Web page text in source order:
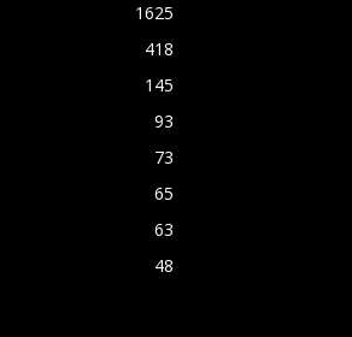
1625
418
145
93
73
65
63
48